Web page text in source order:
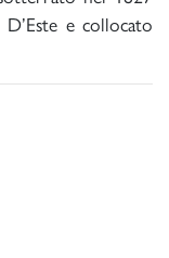
e collocato